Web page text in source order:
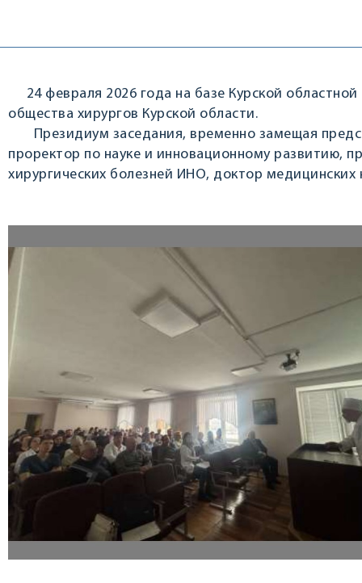
24 февраля 2026 года на базе Курской областной
общества хирургов Курской области.
Президиум заседания, временно замещая
проректор по науке и инновационному развитию,
хирургических болезней ИНО, доктор медицинских